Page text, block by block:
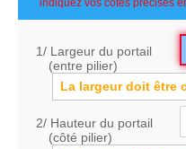
1/ Largeur du portail
(entre pilier)
La largeur doit être
2/ Hauteur du portail
(côté pilier)